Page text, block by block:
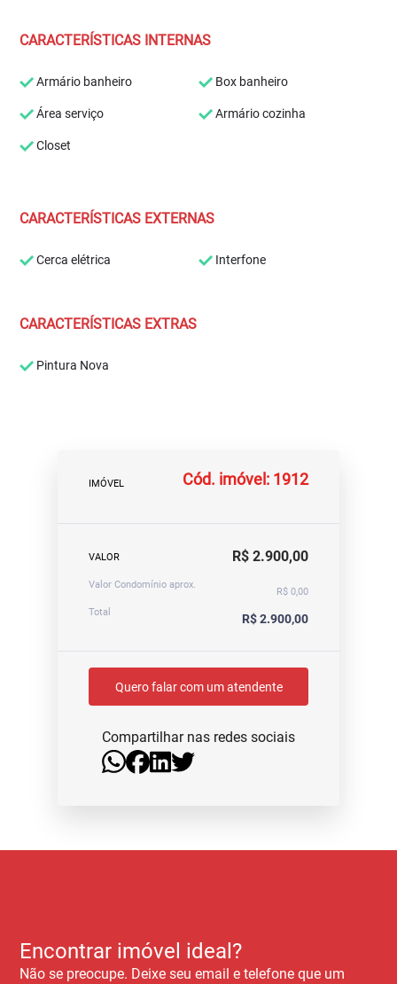
CARACTERÍSTICAS INTERNAS
Armário banheiro Box banheiro
Área serviço Armário cozinha
Closet
CARACTERÍSTICAS EXTERNAS
Cerca elétrica Interfone
CARACTERÍSTICAS EXTRAS
Pintura Nova
IMÓVEL Cód. imóvel: 1912
VALOR R$ 2.900,00
Valor Condomínio aprox.
R$ 0,00
Total
R$ 2.900,00
Quero falar com um atendente
Compartilhar nas redes sociais
Encontrar imóvel ideal?
Não se preocupe. Deixe seu email e telefone que um